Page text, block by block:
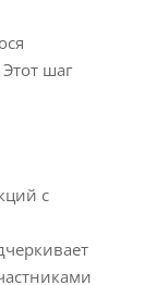
Этот шаг
с